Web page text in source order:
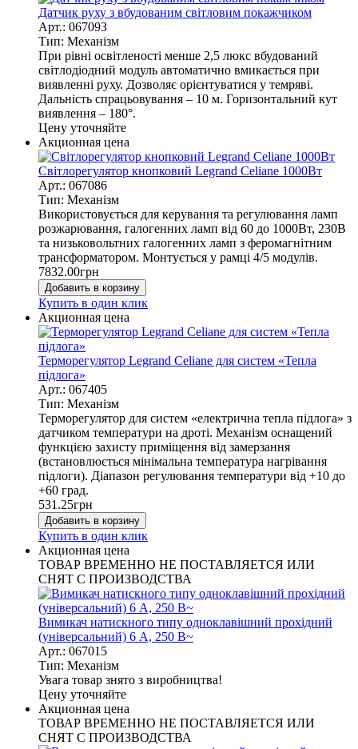
Датчик руху з вбудованим світловим покажчиком
Арт.: 067093
Тип: Механізм
При рівні освітленості менше 2,5 люкс вбудований
світлодіодний модуль автоматично вмикається при
виявленні руху. Дозволяє орієнтуватися у темряві.
Дальність спрацьовування – 10 м. Горизонтальний кут
виявлення – 180°.
Цену уточняйте
Акционная цена
Світлорегулятор кнопковий Legrand Celiane 1000Вт
Арт.: 067086
Тип: Механізм
Використовується для керування та регулювання ламп
розжарювання, галогенних ламп від 60 до 1000Вт, 230В
та низьковольтних галогенних ламп з феромагнітним
трансформатором. Монтується у рамці 4/5 модулів.
7832.00грн
Добавить в корзину
Купить в один клик
Акционная цена
Терморегулятор Legrand Celiane для систем «Тепла
підлога»
Арт.: 067405
Тип: Механізм
Терморегулятор для систем «електрична тепла підлога» з
датчиком температури на дроті. Механізм оснащений
функцією захисту приміщення від замерзання
(встановлюється мінімальна температура нагрівання
підлоги). Діапазон регулювання температури від +10 до
+60 град.
531.25грн
Добавить в корзину
Купить в один клик
Акционная цена
ТОВАР ВРЕМЕННО НЕ ПОСТАВЛЯЕТСЯ ИЛИ
СНЯТ С ПРОИЗВОДСТВА
Вимикач натискного типу одноклавішний прохідний
(універсальний) 6 А, 250 В~
Арт.: 067015
Тип: Механізм
Увага товар знято з виробництва!
Цену уточняйте
Акционная цена
ТОВАР ВРЕМЕННО НЕ ПОСТАВЛЯЕТСЯ ИЛИ
СНЯТ С ПРОИЗВОДСТВА